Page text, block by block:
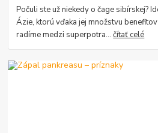
Počuli ste už niekedy o čage sibírskej?
Ázie, ktorú vďaka jej množstvu
radíme medzi superpotra...čítať celé